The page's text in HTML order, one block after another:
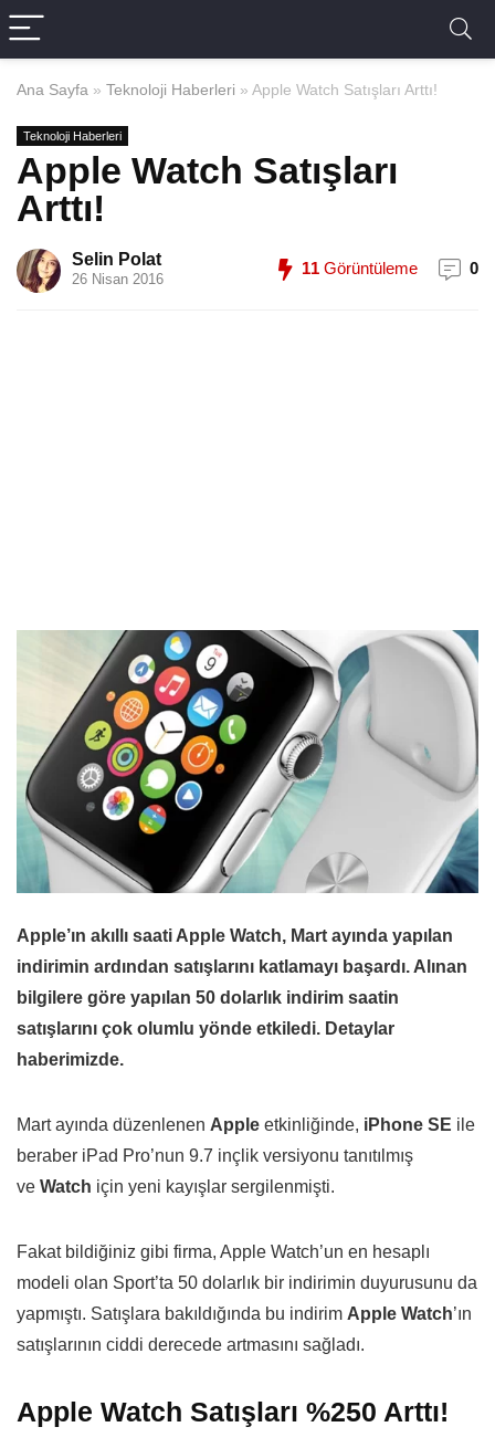
Ana Sayfa » Teknoloji Haberleri » Apple Watch Satışları Arttı!
Teknoloji Haberleri
Apple Watch Satışları
Arttı!
Selin Polat
26 Nisan 2016
11 Görüntüleme 0
Apple’ın akıllı saati Apple Watch, Mart ayında yapılan
indirimin ardından satışlarını katlamayı başardı. Alınan
bilgilere göre yapılan 50 dolarlık indirim saatin
satışlarını çok olumlu yönde etkiledi. Detaylar
haberimizde.
Mart ayında düzenlenen Apple etkinliğinde, iPhone SE ile
beraber iPad Pro’nun 9.7 inçlik versiyonu tanıtılmış
ve Watch için yeni kayışlar sergilenmişti.
Fakat bildiğiniz gibi firma, Apple Watch’un en hesaplı
modeli olan Sport’ta 50 dolarlık bir indirimin duyurusunu da
yapmıştı. Satışlara bakıldığında bu indirim Apple Watch’ın
satışlarının ciddi derecede artmasını sağladı.
Apple Watch Satışları %250 Arttı!